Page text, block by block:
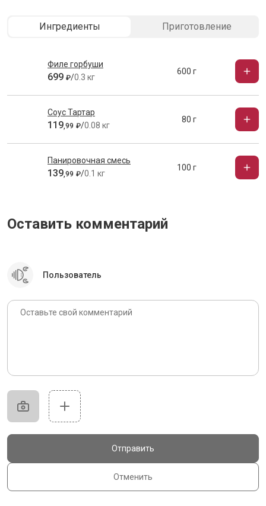
Ингредиенты Приготовление
Филе горбуши
699 ₽/0.3 кг
600 г
Соус Тартар
119,99 ₽/0.08 кг
80 г
Панировочная смесь
139,99 ₽/0.1 кг
100 г
Оставить комментарий
Пользователь
Отменить
Отправить